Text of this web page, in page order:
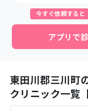
今すぐ依頼すると
アプリで
東田川郡三川町
クリニック一覧